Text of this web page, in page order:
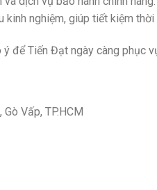
kinh nghiệm, giúp tiết kiệm
để Tiến Đạt ngày càng phục
Vấp, TP.HCM